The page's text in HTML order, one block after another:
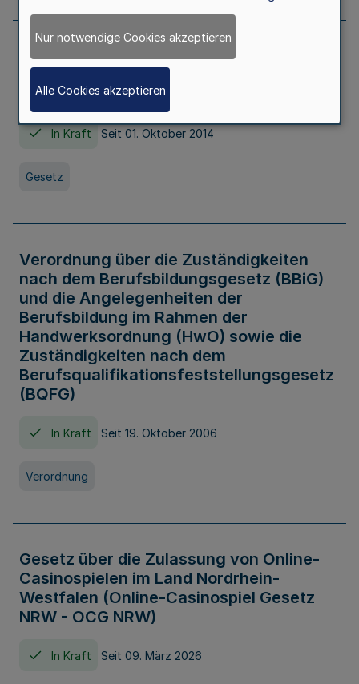
Gesetz über die Hochschulen des Landes
Nordrhein-Westfalen (Hochschulgesetz -
HG)
In Kraft Seit 01. Oktober 2014
Gesetz
Verordnung über die Zuständigkeiten
nach dem Berufsbildungsgesetz (BBiG)
und die Angelegenheiten der
Berufsbildung im Rahmen der
Handwerksordnung (HwO) sowie die
Zuständigkeiten nach dem
Berufsqualifikationsfeststellungsgesetz
(BQFG)
In Kraft Seit 19. Oktober 2006
Verordnung
Gesetz über die Zulassung von Online-
Casinospielen im Land Nordrhein-
Westfalen (Online-Casinospiel Gesetz
NRW - OCG NRW)
In Kraft Seit 09. März 2026
Nur notwendige Cookies akzeptieren
Alle Cookies akzeptieren